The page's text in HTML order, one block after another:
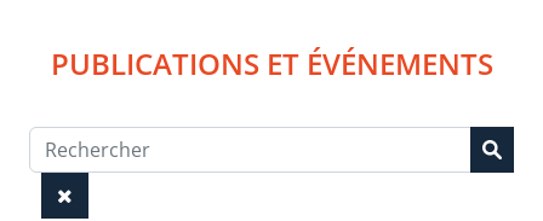
PUBLICATIONS ET ÉVÉNEMENTS